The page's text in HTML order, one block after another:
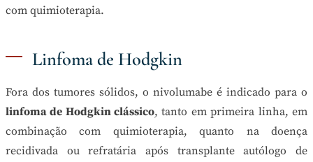
com quimioterapia.
Linfoma de Hodgkin
Fora dos tumores sólidos, o nivolumabe é indicado para o
linfoma de Hodgkin clássico, tanto em primeira linha, em
combinação com quimioterapia, quanto na doença
recidivada ou refratária após transplante autólogo de